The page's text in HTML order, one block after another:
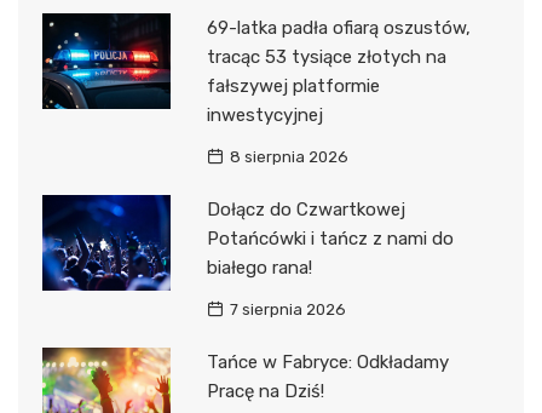
69-latka padła ofiarą oszustów,
tracąc 53 tysiące złotych na
fałszywej platformie
inwestycyjnej
8 sierpnia 2026
Dołącz do Czwartkowej
Potańcówki i tańcz z nami do
białego rana!
7 sierpnia 2026
Tańce w Fabryce: Odkładamy
Pracę na Dziś!